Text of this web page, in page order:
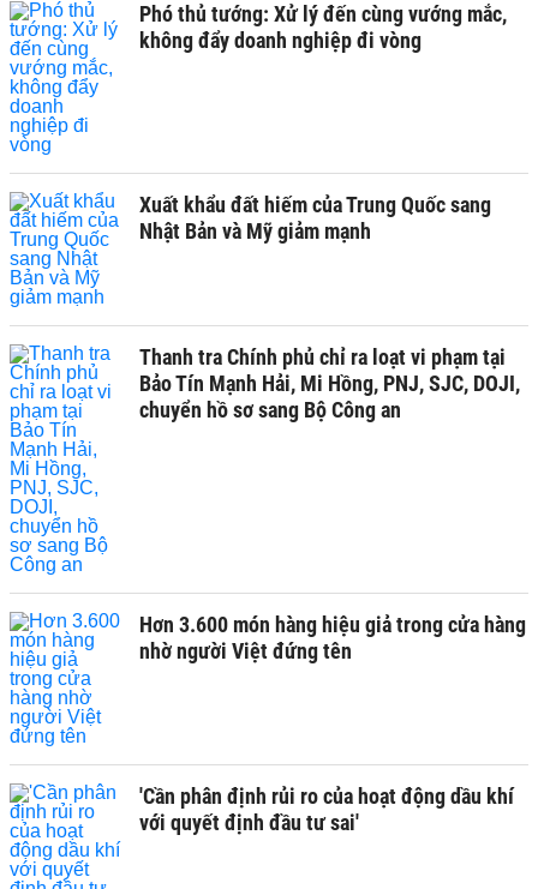
Phó thủ tướng: Xử lý đến cùng vướng mắc,
không đẩy doanh nghiệp đi vòng
Xuất khẩu đất hiếm của Trung Quốc sang
Nhật Bản và Mỹ giảm mạnh
Thanh tra Chính phủ chỉ ra loạt vi phạm tại
Bảo Tín Mạnh Hải, Mi Hồng, PNJ, SJC, DOJI,
chuyển hồ sơ sang Bộ Công an
Hơn 3.600 món hàng hiệu giả trong cửa hàng
nhờ người Việt đứng tên
'Cần phân định rủi ro của hoạt động dầu khí
với quyết định đầu tư sai'